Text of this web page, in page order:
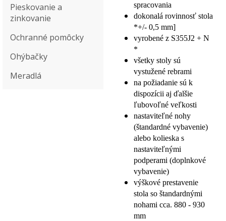
Pieskovanie a
zinkovanie
Ochranné pomôcky
Ohýbačky
Meradlá
spracovania
dokonalá rovinnosť stola
*+/- 0,5 mm]
vyrobené z S355J2 + N
*
všetky stoly sú
vystužené rebrami
na požiadanie sú k
dispozícii aj ďalšie
ľubovoľné veľkosti
nastaviteľné nohy
(štandardné vybavenie)
alebo kolieska s
nastaviteľnými
podperami (doplnkové
vybavenie)
výškové prestavenie
stola so štandardnými
nohami cca. 880 - 930
mm